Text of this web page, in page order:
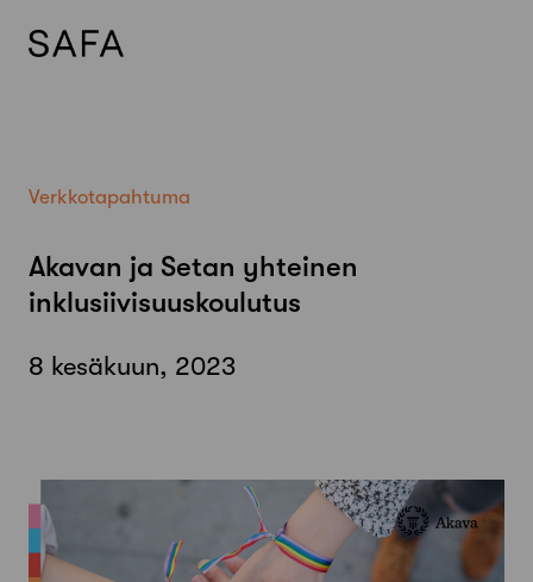
Verkkotapahtuma
Akavan ja Setan yhteinen
inklusiivisuuskoulutus
8 kesäkuun, 2023